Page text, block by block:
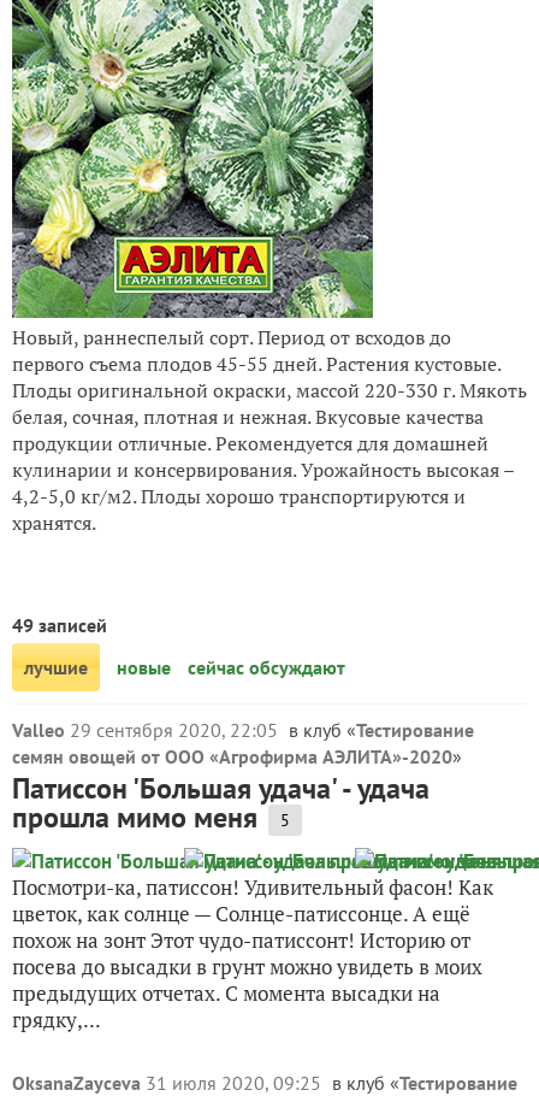
Новый, раннеспелый сорт. Период от всходов до
первого съема плодов 45-55 дней. Растения кустовые.
Плоды оригинальной окраски, массой 220-330 г. Мякоть
белая, сочная, плотная и нежная. Вкусовые качества
продукции отличные. Рекомендуется для домашней
кулинарии и консервирования. Урожайность высокая –
4,2-5,0 кг/м2. Плоды хорошо транспортируются и
хранятся.
49 записей
лучшие
новые сейчас обсуждают
Valleo 29 сентября 2020, 22:05 в клуб «Тестирование
семян овощей от ООО «Агрофирма АЭЛИТА»-2020»
Патиссон 'Большая удача' - удача
прошла мимо меня 5
Посмотри-ка, патиссон! Удивительный фасон! Как
цветок, как солнце — Солнце-патиссонце. А ещё
похож на зонт Этот чудо-патиссонт! Историю от
посева до высадки в грунт можно увидеть в моих
предыдущих отчетах. С момента высадки на
грядку,...
OksanaZayceva 31 июля 2020, 09:25 в клуб «Тестирование